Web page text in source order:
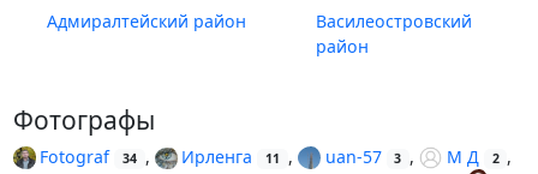
Адмиралтейский район
Василеостровский
район
Фотографы
Fotograf 34 , Ирленга 11 , uan-57 3 , М Д 2 ,